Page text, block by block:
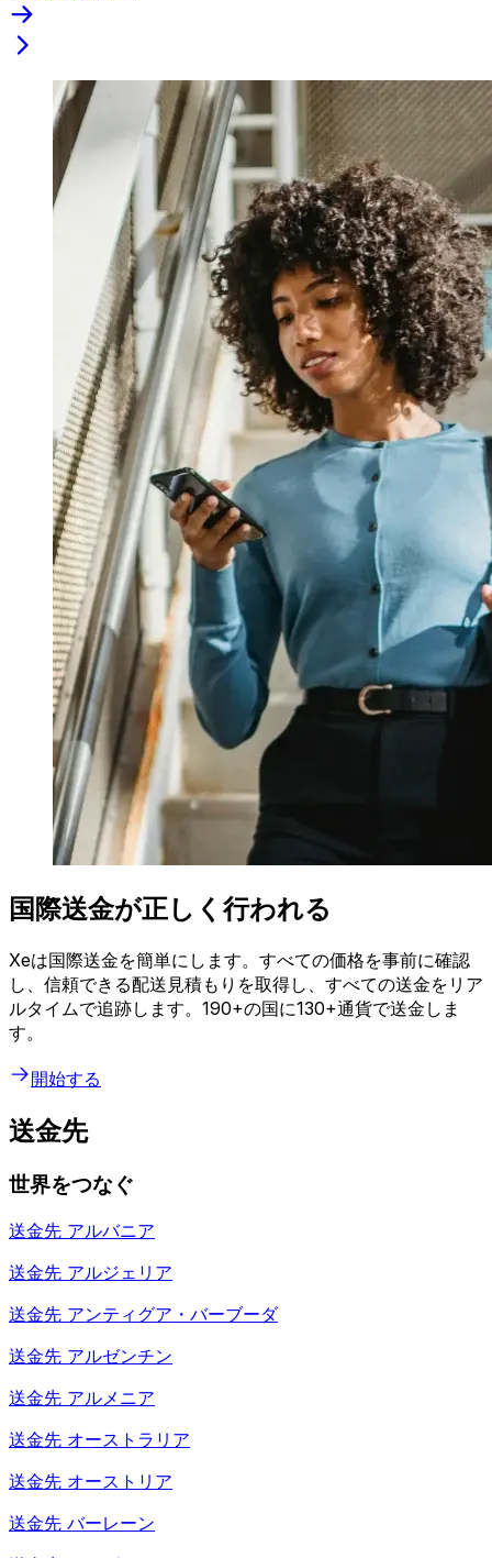
国際送金が正しく行われる
Xeは国際送金を簡単にします。すべての価格を事前に確認
し、信頼できる配送見積もりを取得し、すべての送金をリア
ルタイムで追跡します。190+の国に130+通貨で送金しま
す。
開始する
送金先
世界をつなぐ
送金先 アルバニア
送金先 アルジェリア
送金先 アンティグア・バーブーダ
送金先 アルゼンチン
送金先 アルメニア
送金先 オーストラリア
送金先 オーストリア
送金先 バーレーン